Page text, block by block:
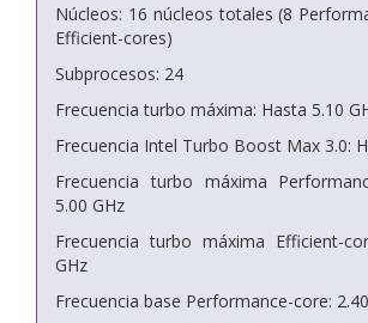
Núcleos: 16 núcleos totales (8
Efficient-cores)
Subprocesos: 24
Frecuencia turbo máxima: Hasta 5.10
Frecuencia Intel Turbo Boost Max 3.0:
Frecuencia turbo máxima
5.00 GHz
Frecuencia turbo máxima Efficient-
GHz
Frecuencia base Performance-core: